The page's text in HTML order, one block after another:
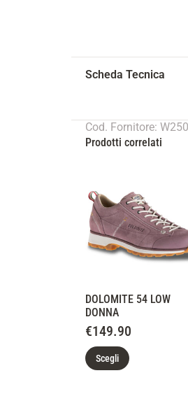
Cod. Fornitore:
Prodotti correlati
DOLOMITE 54 LOW
DONNA
€149.90
Scegli